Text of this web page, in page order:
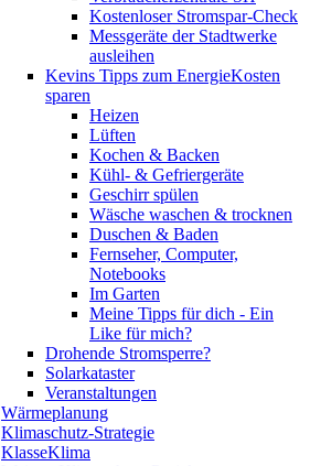
Kostenloser Stromspar-Check
Messgeräte der Stadtwerke
ausleihen
Kevins Tipps zum EnergieKosten
sparen
Heizen
Lüften
Kochen & Backen
Kühl- & Gefriergeräte
Geschirr spülen
Wäsche waschen & trocknen
Duschen & Baden
Fernseher, Computer,
Notebooks
Im Garten
Meine Tipps für dich - Ein
Like für mich?
Drohende Stromsperre?
Solarkataster
Veranstaltungen
Wärmeplanung
Klimaschutz-Strategie
KlasseKlima